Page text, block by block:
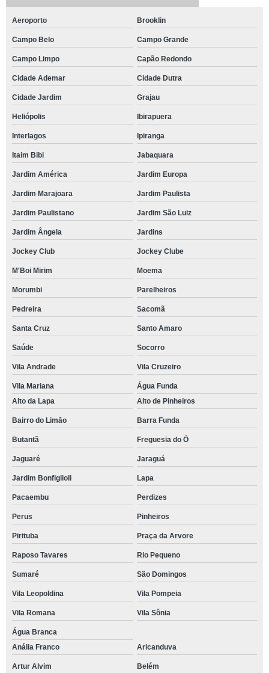
Aeroporto Brooklin
Campo Belo Campo Grande
Campo Limpo Capão Redondo
Cidade Ademar Cidade Dutra
Cidade Jardim Grajau
Heliópolis Ibirapuera
Interlagos Ipiranga
Itaim Bibi Jabaquara
Jardim América Jardim Europa
Jardim Marajoara Jardim Paulista
Jardim Paulistano Jardim São Luiz
Jardim Ângela Jardins
Jockey Club Jockey Clube
M'Boi Mirim Moema
Morumbi Parelheiros
Pedreira Sacomã
Santa Cruz Santo Amaro
Saúde Socorro
Vila Andrade Vila Cruzeiro
Vila Mariana
Água Funda
Alto da Lapa
Alto de Pinheiros
Bairro do Limão Barra Funda
Butantã Freguesia do Ó
Jaguaré Jaraguá
Jardim Bonfiglioli Lapa
Pacaembu Perdizes
Perus Pinheiros
Pirituba Praça da Arvore
Raposo Tavares Rio Pequeno
Sumaré São Domingos
Vila Leopoldina Vila Pompeia
Vila Romana Vila Sônia
Água Branca
Anália Franco
Aricanduva
Artur Alvim Belém